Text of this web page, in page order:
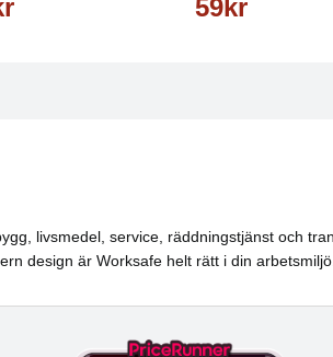
59kr
livsmedel, service, räddningstjänst och
design är Worksafe helt rätt i din